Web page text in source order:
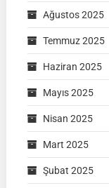
Ağustos 2025
Temmuz 2025
Haziran 2025
Mayıs 2025
Nisan 2025
Mart 2025
Şubat 2025